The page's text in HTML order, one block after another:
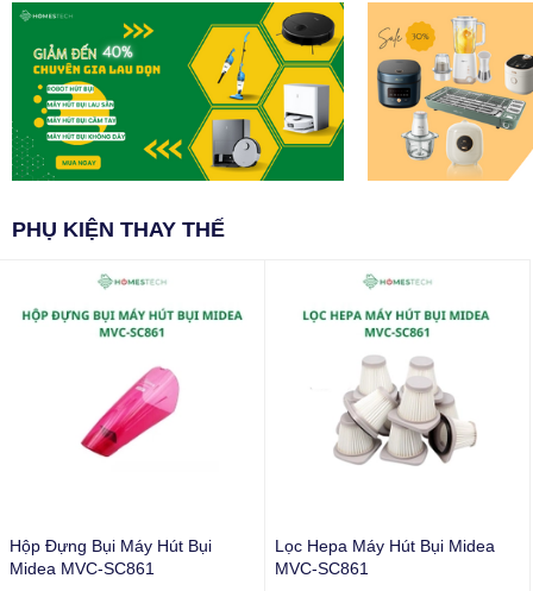
PHỤ KIỆN THAY THẾ
Hộp Đựng Bụi Máy Hút Bụi
Midea MVC-SC861
Lọc Hepa Máy Hút Bụi Midea
MVC-SC861